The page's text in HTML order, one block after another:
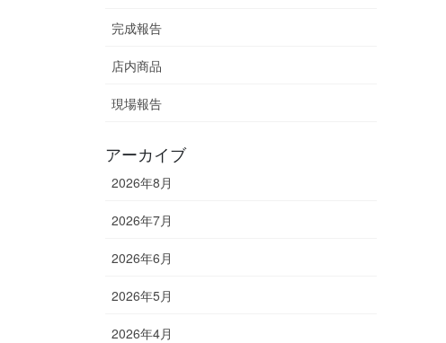
完成報告
店内商品
現場報告
アーカイブ
2026年8月
2026年7月
2026年6月
2026年5月
2026年4月